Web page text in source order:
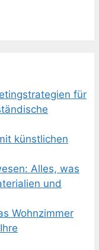
für
künstlichen
Alles, was
und
Wohnzimmer